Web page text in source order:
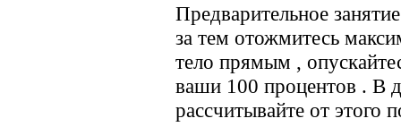
Предварительное
за тем отожмитесь
тело прямым ,
ваши 100 процентов .
рассчитывайте от этого